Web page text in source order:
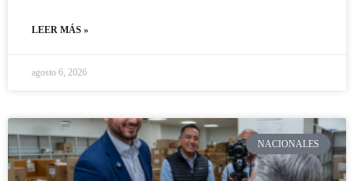
LEER MÁS »
agosto 6, 2026
NACIONALES